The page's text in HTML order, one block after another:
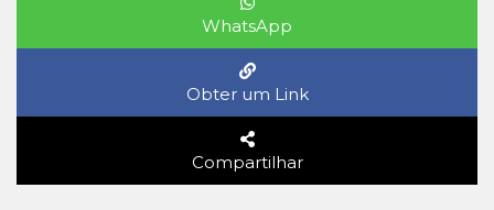
WhatsApp
Obter um Link
Compartilhar